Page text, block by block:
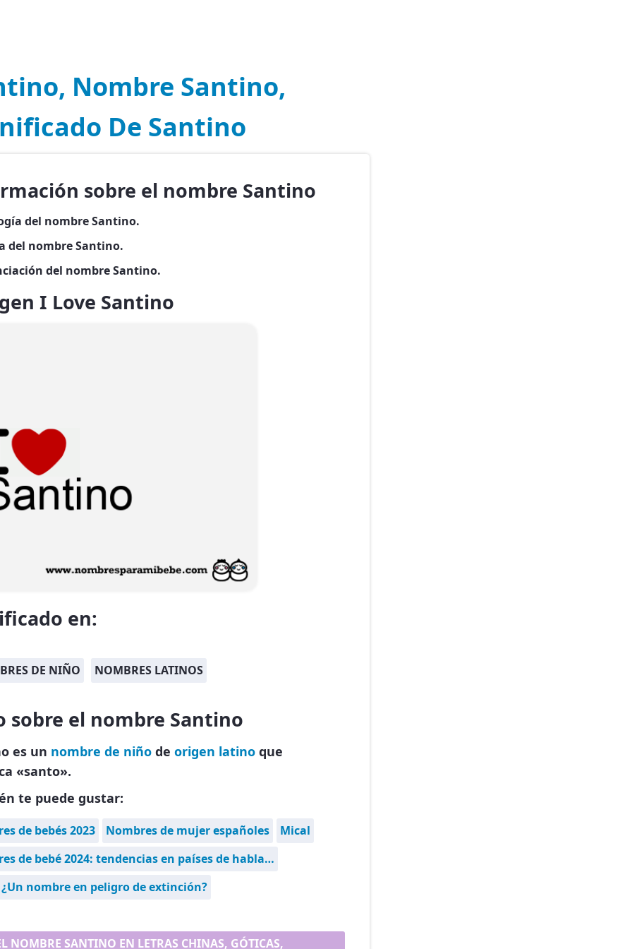
Nombre Santino,
De Santino
sobre el nombre Santino
del nombre Santino.
del nombre Santino.
del nombre Santino.
I Love Santino
en:
DE NIÑO NOMBRES LATINOS
sobre el nombre Santino
es un nombre de niño de origen latino que
«santo».
te puede gustar:
de bebés 2023 Nombres de mujer españoles
Mical
de bebé 2024: tendencias en países de habla…
nombre en peligro de extinción?
NOMBRE SANTINO EN LETRAS CHINAS, GÓTICAS,